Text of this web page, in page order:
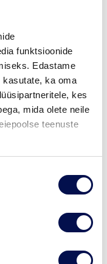
funktsioonide
Edastame
ka oma
kes
mida olete neile
teenuste
ühendust